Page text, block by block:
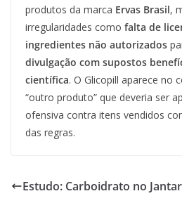
produtos da marca Ervas Brasil,
irregularidades como falta de
ingredientes não autorizados
divulgação com supostos
científica. O Glicopill aparece no
“outro produto” que deveria ser
ofensiva contra itens vendidos
das regras.
Estudo: Carboidrato no